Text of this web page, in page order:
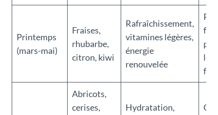
Printemps
(mars-mai)
Fraises,
rhubarbe,
citron, kiwi
Rafraîchissement,
vitamines légères,
énergie
renouvelée
le
Abricots,
cerises,
Hydratation,